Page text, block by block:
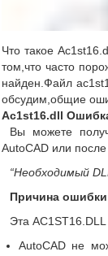
Что такое
том,что часто
найден.Файл
обсудим,общие
Ac1st16.dll
Вы можете
AutoCAD или
“Необходимый
Причина ошибки
Эта
AutoCAD не